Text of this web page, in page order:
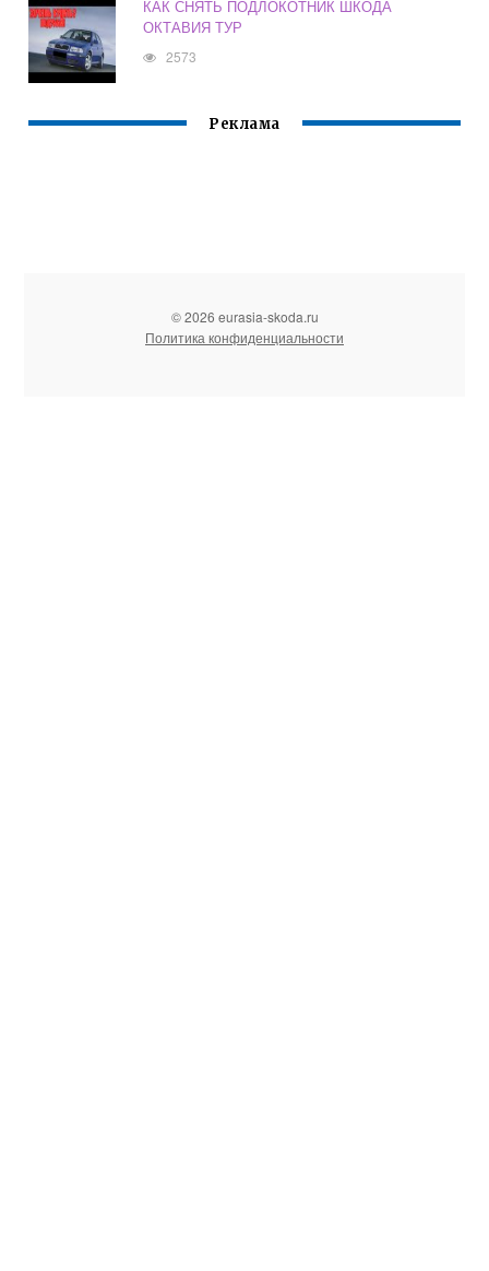
КАК СНЯТЬ ПОДЛОКОТНИК ШКОДА
ОКТАВИЯ ТУР
2573
Реклама
© 2026 eurasia-skoda.ru
Политика конфиденциальности